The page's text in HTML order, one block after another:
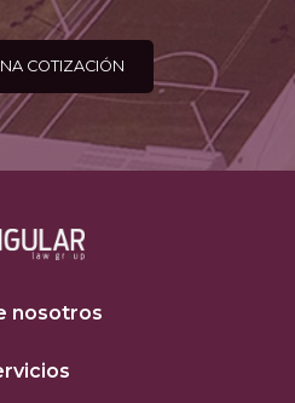
nosotros